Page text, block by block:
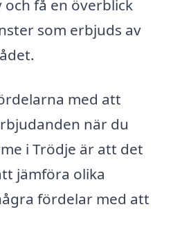
få en överblick
som erbjuds av
med att
när du
i Trödje är att det
jämföra olika
fördelar med att